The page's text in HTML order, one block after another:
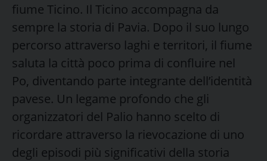
fiume Ticino. Il Ticino accompagna da
sempre la storia di Pavia. Dopo il suo lungo
percorso attraverso laghi e territori, il fiume
saluta la città poco prima di confluire nel
Po, diventando parte integrante dell’identità
pavese. Un legame profondo che gli
organizzatori del Palio hanno scelto di
ricordare attraverso la rievocazione di uno
degli episodi più significativi della storia